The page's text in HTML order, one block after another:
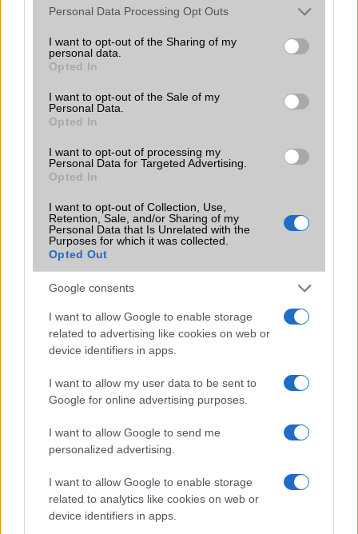
Please note that this website/app uses one or more Google
not limited to your visit or usage behaviour. You may click to
grant or deny consent to Google and its third-party tags to
use your data for below specified purposes in below Google
consent section.
Personal Data Processing Opt Outs
I want to opt-out of the Sharing of my
personal data.
Opted In
I want to opt-out of the Sale of my
Personal Data.
Opted In
I want to opt-out of processing my
Personal Data for Targeted Advertising.
Opted In
I want to opt-out of Collection, Use,
Retention, Sale, and/or Sharing of my
Personal Data that Is Unrelated with the
Purposes for which it was collected.
Opted Out
Google consents
I want to allow Google to enable storage
related to advertising like cookies on web or
device identifiers in apps.
I want to allow my user data to be sent to
Google for online advertising purposes.
I want to allow Google to send me
personalized advertising.
I want to allow Google to enable storage
related to analytics like cookies on web or
device identifiers in apps.
Az Alkalmazásokban bújik meg az FM-rádió, amely használatához
szükséges a headset, hiszen az szolgál antennaként. A kezelőfelülete
az első indításkor rákérdez, hogy elmentse-e a talált csatornákat,
tehát még ezzel sem kell szenvednünk.
Sokak álma, a rádióműsor rögzítése itt adott, csak szerezzünk hozzá
egy méretes tárhellyel rendelkező microSD kártyát, ugyanis van
lehetőség felvenni a rádióműsort! Egy nagy negatívum, amiről a teszt
elején már írtam, hogy nem szabványos, 3.5 mm-es jack található
benne, hanem a Samsung által régen használt csatlakozó, így saját
fülest nem használhatunk.
A Shark kamerája egy öt megapixeles változat, amelyhez autofókusz
és LED vaku is tartozik. A beállítások között tudhatunk ISO
érzékenység állítást (50-800), módosítható a fehéregyensúly, a
színeffektusok, a fénymérés, valamint még digitális képstabilizálásra
is van lehetőség. Videókat is rögzíthetünk a készülékkel, ám csak
QVGA felbontásban, amely erősen túlhaladott ma már.